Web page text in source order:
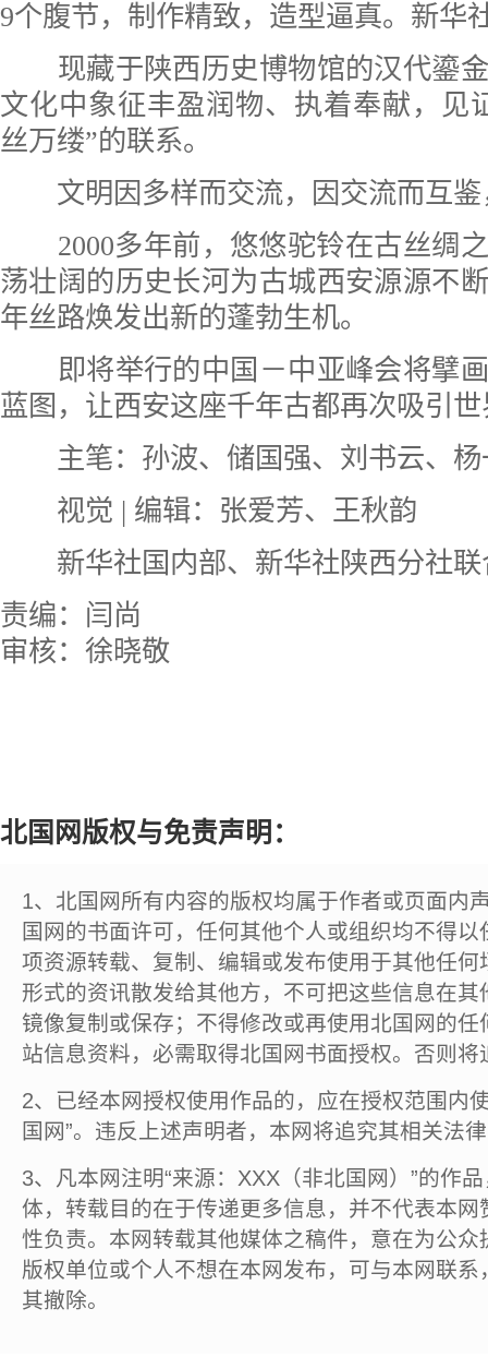
9个腹节，制作精致，造型逼真。新华
现藏于陕西历史博物馆的汉代鎏金
文化中象征丰盈润物、执着奉献，见
丝万缕”的联系。
文明因多样而交流，因交流而互鉴
2000多年前，悠悠驼铃在古丝绸
荡壮阔的历史长河为古城西安源源不
年丝路焕发出新的蓬勃生机。
即将举行的中国－中亚峰会将擘画
蓝图，让西安这座千年古都再次吸引
主笔：孙波、储国强、刘书云、杨
视觉 | 编辑：张爱芳、王秋韵
新华社国内部、新华社陕西分社联
责编：闫尚
审核：徐晓敬
北国网版权与免责声明：
1、北国网所有内容的版权均属于作者或页面内
国网的书面许可，任何其他个人或组织均不得
项资源转载、复制、编辑或发布使用于其他任
形式的资讯散发给其他方，不可把这些信息在
镜像复制或保存；不得修改或再使用北国网的
站信息资料，必需取得北国网书面授权。否则将
2、已经本网授权使用作品的，应在授权范围内
国网”。违反上述声明者，本网将追究其相关法
3、凡本网注明“来源：XXX（非北国网）”的作
体，转载目的在于传递更多信息，并不代表本
性负责。本网转载其他媒体之稿件，意在为公
版权单位或个人不想在本网发布，可与本网联
其撤除。